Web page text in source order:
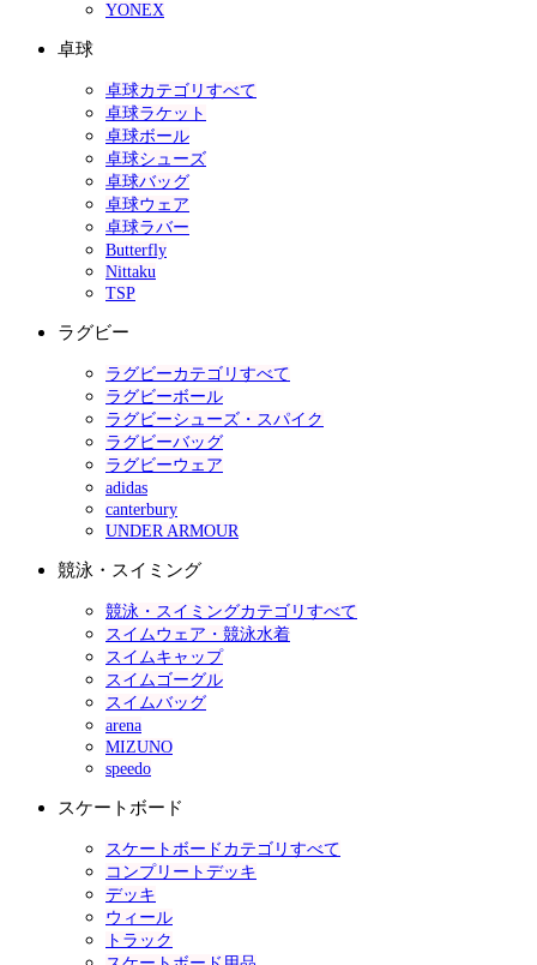
YONEX
卓球
卓球カテゴリすべて
卓球ラケット
卓球ボール
卓球シューズ
卓球バッグ
卓球ウェア
卓球ラバー
Butterfly
Nittaku
TSP
ラグビー
ラグビーカテゴリすべて
ラグビーボール
ラグビーシューズ・スパイク
ラグビーバッグ
ラグビーウェア
adidas
canterbury
UNDER ARMOUR
競泳・スイミング
競泳・スイミングカテゴリすべて
スイムウェア・競泳水着
スイムキャップ
スイムゴーグル
スイムバッグ
arena
MIZUNO
speedo
スケートボード
スケートボードカテゴリすべて
コンプリートデッキ
デッキ
ウィール
トラック